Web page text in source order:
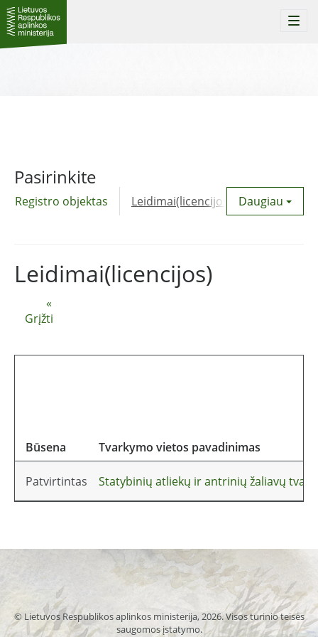
Pasirinkite
Registro objektas Leidimai(licencijos) Daugiau
«
Grįžti
Leidimai(licencijos)
Būsena Tvarkymo vietos pavadinimas
Patvirtintas Statybinių atliekų ir antrinių žaliavų
© Lietuvos Respublikos aplinkos ministerija, 2026. Visos turinio teisės
saugomos įstatymo.